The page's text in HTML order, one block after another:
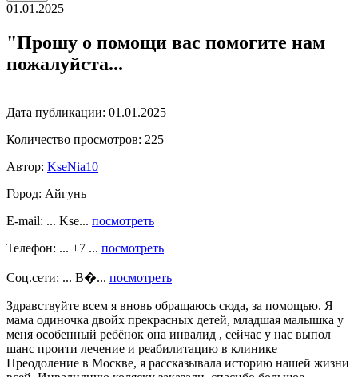
01.01.2025
"Прошу о помощи вас помогите нам
пожалуйста...
Дата публикации: 01.01.2025
Количество просмотров: 225
Автор: KseNia10
Город: Айгунь
E-mail: ... Kse... посмотреть
Телефон: ... +7 ... посмотреть
Соц.сети: ... В�... посмотреть
Здравствуйте всем я вновь обращаюсь сюда, за помощью. Я
мама одиночка двойх прекрасных детей, младшая малышка у
меня особенный ребёнок она инвалид , сейчас у нас выпол
шанс проити лечение и реабилитацию в клинике
Преодоление в Москве, я рассказывала историю нашей жизни